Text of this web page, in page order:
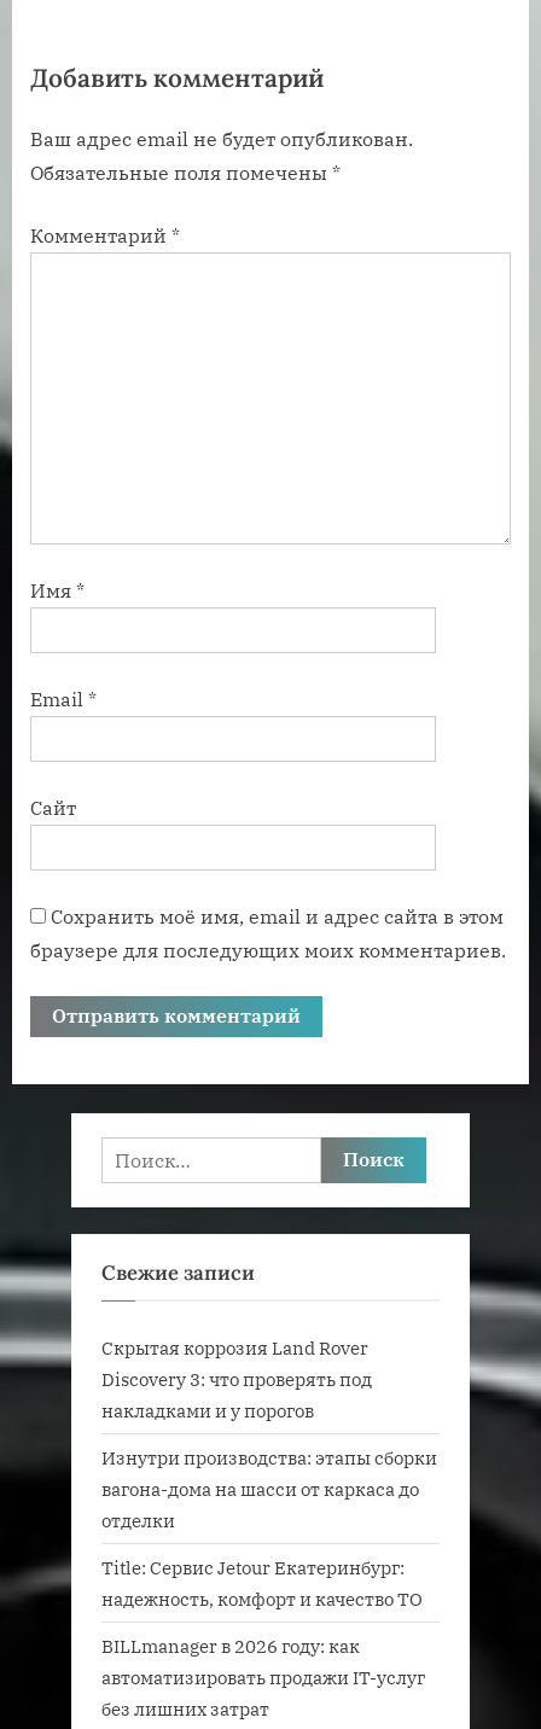
а
и
с
:
а
и
с
:
Добавить комментарий
Ваш адрес email не будет опубликован.
Обязательные поля помечены *
Комментарий *
Имя *
Email *
Сайт
Сохранить моё имя, email и адрес сайта в этом
браузере для последующих моих комментариев.
Найти:
Свежие записи
Скрытая коррозия Land Rover
Discovery 3: что проверять под
накладками и у порогов
Изнутри производства: этапы сборки
вагона-дома на шасси от каркаса до
отделки
Title: Сервис Jetour Екатеринбург:
надежность, комфорт и качество ТО
BILLmanager в 2026 году: как
автоматизировать продажи IT-услуг
без лишних затрат